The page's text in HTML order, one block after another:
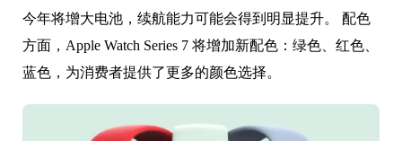
今年将增大电池，续航能力可能会得到明显提升。 配色
方面，Apple Watch Series 7 将增加新配色：绿色、红色、
蓝色，为消费者提供了更多的颜色选择。